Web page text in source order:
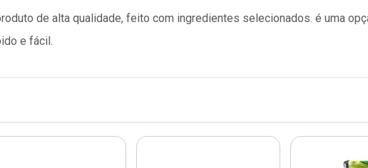
de alta qualidade, feito com ingredientes selecionados. é uma
e fácil.